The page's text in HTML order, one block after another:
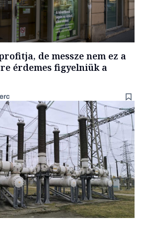
de messze nem ez a
érdemes figyelniük a